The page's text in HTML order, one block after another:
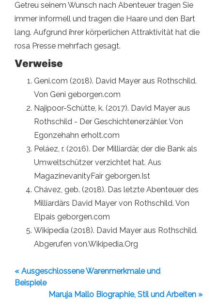
Getreu seinem Wunsch nach Abenteuer tragen Sie
immer informell und tragen die Haare und den Bart
lang. Aufgrund ihrer körperlichen Attraktivität hat die
rosa Presse mehrfach gesagt.
Verweise
Geni.com (2018). David Mayer aus Rothschild.
Von Geni geborgen.com
Najipoor-Schütte, k. (2017). David Mayer aus
Rothschild - Der Geschichtenerzähler. Von
Egonzehahn erholt.com
Peláez, r. (2016). Der Milliardär, der die Bank als
Umweltschützer verzichtet hat. Aus
MagazinevanityFair geborgen.Ist
Chávez, geb. (2018). Das letzte Abenteuer des
Milliardärs David Mayer von Rothschild. Von
Elpais geborgen.com
Wikipedia (2018). David Mayer aus Rothschild.
Abgerufen von.Wikipedia.Org
« Ausgeschlossene Warenmerkmale und
Beispiele
Maruja Mallo Biographie, Stil und Arbeiten »